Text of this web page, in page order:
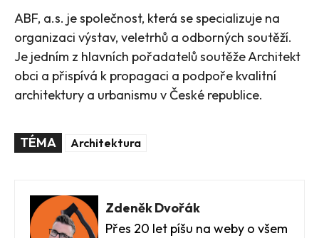
ABF, a.s. je společnost, která se specializuje na
organizaci výstav, veletrhů a odborných soutěží.
Je jedním z hlavních pořadatelů soutěže Architekt
obci a přispívá k propagaci a podpoře kvalitní
architektury a urbanismu v České republice.
TÉMA Architektura
Zdeněk Dvořák
Přes 20 let píšu na weby o všem